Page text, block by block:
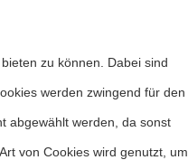
zu können. Dabei sind
werden zwingend für den
abgewählt werden, da sonst
von Cookies wird genutzt, um